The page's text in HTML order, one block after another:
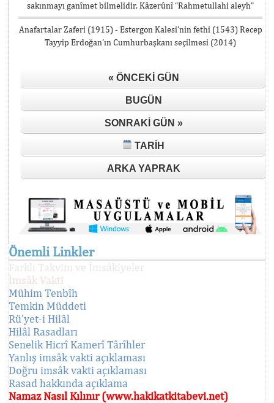
sakınmayı ganîmet bilmelidir. Kâzerûnî “Rahmetullahi aleyh”
Anafartalar Zaferi (1915) - Estergon Kalesi’nin fethi (1543) Recep
Tayyip Erdoğan’ın Cumhurbaşkanı seçilmesi (2014)
« ÖNCEKI GÜN
BUGÜN
SONRAKI GÜN »
TARIH
ARKA YAPRAK
Önemli Linkler
Farklı Takvim ve İmsâkiyeler
İmsâk Vakti
Mühim Tenbîh
Temkin Müddeti
Rü'yet-i Hilâl
Hilâl Rasadları
Senelik Hicrî Kamerî Târîhler
Yanlış imsâk vakti açıklaması
Doğru imsâk vakti açıklaması
Rasad hakkında açıklama
Namaz Nasıl Kılınır (www.hakikatkitabevi.net)